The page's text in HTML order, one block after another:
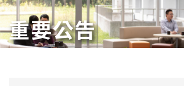
重要公告